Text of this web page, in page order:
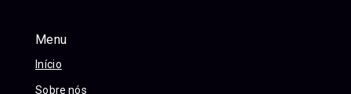
Menu
Início
Sobre nós